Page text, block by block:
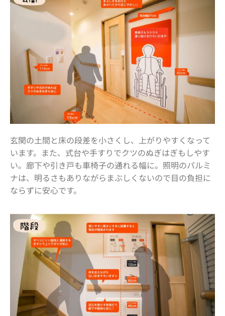
玄関の土間と床の段差を小さくし、上がりやすくなって
います。また、式台や手すりでクツのぬぎはぎもしやす
い。廊下や引き戸も車椅子の通れる幅に。照明のパルミ
ナは、明るさもありながらまぶしくないので目の負担に
ならずに安心です。